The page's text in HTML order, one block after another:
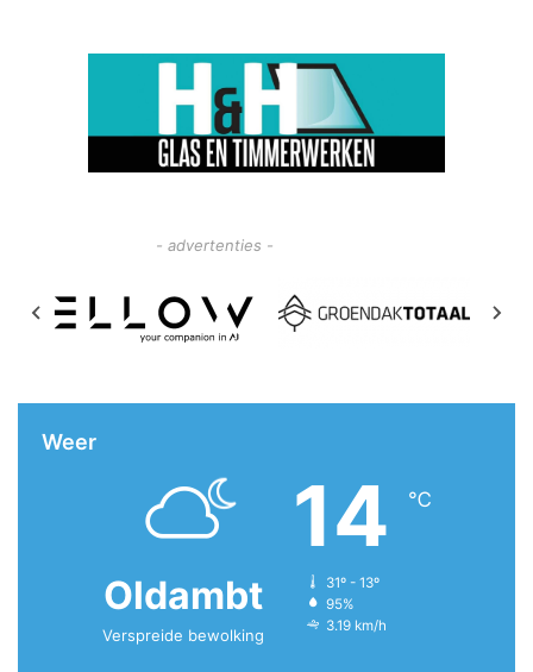
- advertenties -
Weer
Oldambt
Verspreide bewolking
14 ℃
31º - 13º
95%
3.19 km/h